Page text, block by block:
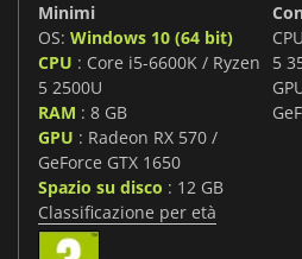
Minimi
OS: Windows 10 (64 bit)
CPU : Core i5-6600K / Ryzen
5 2500U
RAM : 8 GB
GPU : Radeon RX 570 /
GeForce GTX 1650
Spazio su disco : 12 GB
5
Classificazione per età